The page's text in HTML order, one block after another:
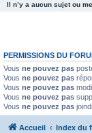
Il n’y a aucun sujet ou
PERMISSIONS DU
Vous ne pouvez pas
Vous ne pouvez pas
Vous ne pouvez pas
Vous ne pouvez pas
Vous ne pouvez pas
Accueil Index du